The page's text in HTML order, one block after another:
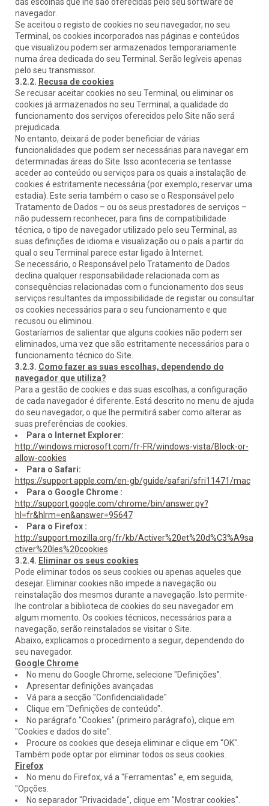
navegador.
Se aceitou o registo de cookies no seu navegador, no seu
Terminal, os cookies incorporados nas páginas e conteúdos
que visualizou podem ser armazenados temporariamente
numa área dedicada do seu Terminal. Serão legíveis apenas
pelo seu transmissor.
3.2.2. Recusa de cookies
Se recusar aceitar cookies no seu Terminal, ou eliminar os
cookies já armazenados no seu Terminal, a qualidade do
funcionamento dos serviços oferecidos pelo Site não será
prejudicada.
No entanto, deixará de poder beneficiar de várias
funcionalidades que podem ser necessárias para navegar em
determinadas áreas do Site. Isso aconteceria se tentasse
aceder ao conteúdo ou serviços para os quais a instalação de
cookies é estritamente necessária (por exemplo, reservar uma
estadia). Este seria também o caso se o Responsável pelo
Tratamento de Dados – ou os seus prestadores de serviços –
não pudessem reconhecer, para fins de compatibilidade
técnica, o tipo de navegador utilizado pelo seu Terminal, as
suas definições de idioma e visualização ou o país a partir do
qual o seu Terminal parece estar ligado à Internet.
Se necessário, o Responsável pelo Tratamento de Dados
declina qualquer responsabilidade relacionada com as
consequências relacionadas com o funcionamento dos seus
serviços resultantes da impossibilidade de registar ou consultar
os cookies necessários para o seu funcionamento e que
recusou ou eliminou.
Gostaríamos de salientar que alguns cookies não podem ser
eliminados, uma vez que são estritamente necessários para o
funcionamento técnico do Site.
3.2.3. Como fazer as suas escolhas, dependendo do
navegador que utiliza?
Para a gestão de cookies e das suas escolhas, a configuração
de cada navegador é diferente. Está descrito no menu de ajuda
do seu navegador, o que lhe permitirá saber como alterar as
suas preferências de cookies.
Para o Internet Explorer:
http://windows.microsoft.com/fr-FR/windows-vista/Block-or-
allow-cookies
Para o Safari:
https://support.apple.com/en-gb/guide/safari/sfri11471/mac
Para o Google Chrome :
http://support.google.com/chrome/bin/answer.py?
hl=fr&hlrm=en&answer=95647
Para o Firefox :
http://support.mozilla.org/fr/kb/Activer%20et%20d%C3%A9sa
ctiver%20les%20cookies
3.2.4. Eliminar os seus cookies
Pode eliminar todos os seus cookies ou apenas aqueles que
desejar. Eliminar cookies não impede a navegação ou
reinstalação dos mesmos durante a navegação. Isto permite-
lhe controlar a biblioteca de cookies do seu navegador em
algum momento. Os cookies técnicos, necessários para a
navegação, serão reinstalados se visitar o Site.
Abaixo, explicamos o procedimento a seguir, dependendo do
seu navegador.
Google Chrome
No menu do Google Chrome, selecione "Definições".
Apresentar definições avançadas
Vá para a secção "Confidencialidade"
Clique em "Definições de conteúdo".
No parágrafo "Cookies" (primeiro parágrafo), clique em
"Cookies e dados do site".
Procure os cookies que deseja eliminar e clique em "OK".
Também pode optar por eliminar todos os seus cookies.
Firefox
No menu do Firefox, vá a "Ferramentas" e, em seguida,
"Opções.
No separador "Privacidade", clique em "Mostrar cookies".